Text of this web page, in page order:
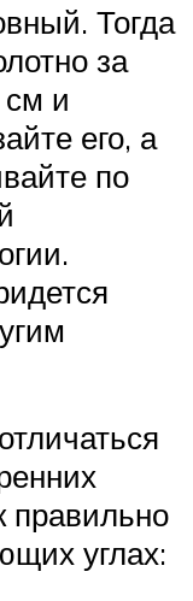
Тогда
за
см и
его, а
по
правильно
углах: